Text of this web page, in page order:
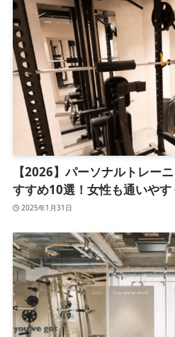
【2026】パーソナルトレー
すすめ10選！女性も通いや
2025年1月31日